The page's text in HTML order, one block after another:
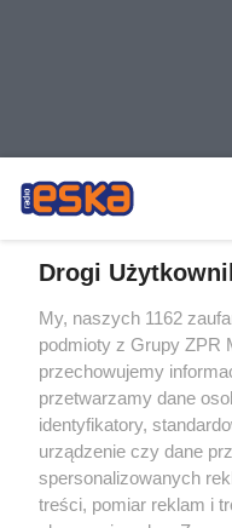
Żaden utwór zamieszczony w
rozpowszechniany lub dalej
tym także elektroniczny lub
eksploatacji w jakiejkolwiek
bez pisemnej zgody
wykorzystanie utworów w
bez właściwej zgody, jest
prawnie.
Drogi
My, naszych 1162
podmioty z Grupy ZPR
przechowujemy
przetwarzamy dane
identyfikatory,
urządzenie czy dane
spersonalizowanych
treści, pomiar reklam i